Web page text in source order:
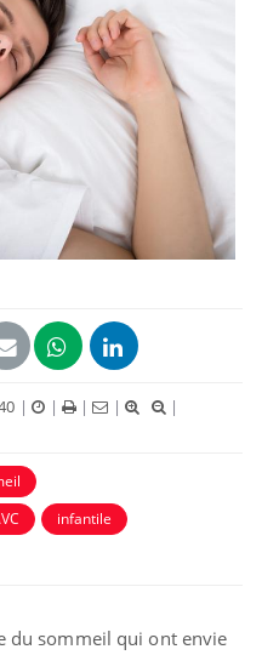
| | | |
|
infantile
du sommeil qui ont envie